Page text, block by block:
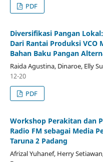
PDF
Diversifikasi Pangan
Dari Rantai Produksi VCO
Bahan Baku Pangan
Raida Agustina, Dinaroe, Elly
12-20
PDF
Workshop Perakitan dan
Radio FM sebagai Media
Taruna 2 Padang
Afrizal Yuhanef, Herry